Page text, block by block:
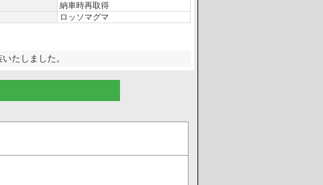
納車時再取得
ロッソマグマ
たしました。